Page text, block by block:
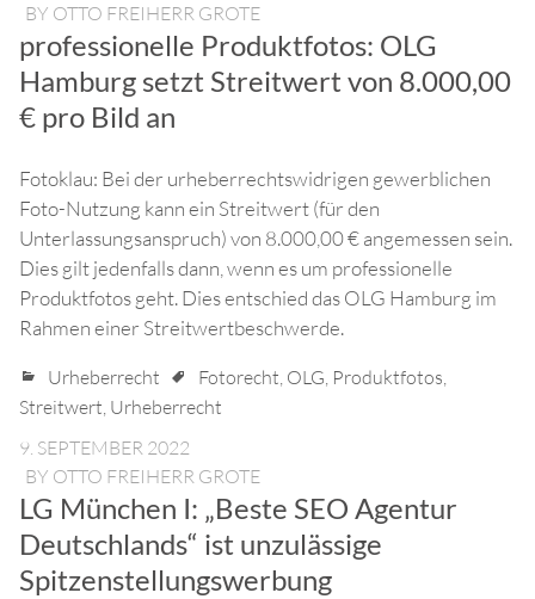
BY OTTO FREIHERR GROTE
professionelle Produktfotos: OLG
Hamburg setzt Streitwert von 8.000,00
€ pro Bild an
Fotoklau: Bei der urheberrechtswidrigen gewerblichen
Foto-Nutzung kann ein Streitwert (für den
Unterlassungsanspruch) von 8.000,00 € angemessen sein.
Dies gilt jedenfalls dann, wenn es um professionelle
Produktfotos geht. Dies entschied das OLG Hamburg im
Rahmen einer Streitwertbeschwerde.
Urheberrecht Fotorecht, OLG, Produktfotos,
Streitwert, Urheberrecht
9. SEPTEMBER 2022
BY OTTO FREIHERR GROTE
LG München I: „Beste SEO Agentur
Deutschlands“ ist unzulässige
Spitzenstellungswerbung